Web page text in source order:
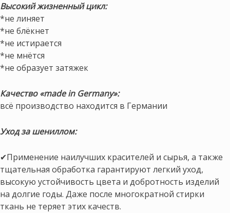
Высокий жизненный цикл:
*не линяет
*не блёкнет
*не истирается
*не мнётся
*не образует затяжек
Качество «made in Germany»:
всё производство находится в Германии
Уход за шениллом:
✔Применение наилучших красителей и сырья, а также
тщательная обработка гарантируют легкий уход,
высокую устойчивость цвета и добротность изделий
на долгие годы. Даже после многократной стирки
ткань не теряет этих качеств.